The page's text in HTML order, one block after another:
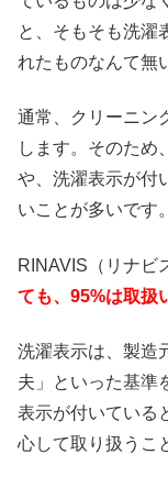
と、そもそも洗濯
れたものなんて無
通常、クリーニン
します。そのため
や、洗濯表示が付
いことが多いです。
RINAVIS（リナビ
ても、95%は取扱
洗濯表示は、製造
夫」といった基準
表示が付いている
心して取り扱うこ